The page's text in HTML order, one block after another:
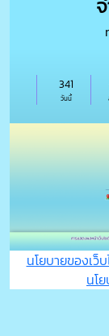
วันนี้
341
นโยบายของเว็
นโ